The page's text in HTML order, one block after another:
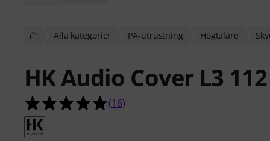
Alla kategorier PA-utrustning Högtalare
HK Audio Cover L3
4.9 av 5 stjärnor från 16 kundbetyg
(16)